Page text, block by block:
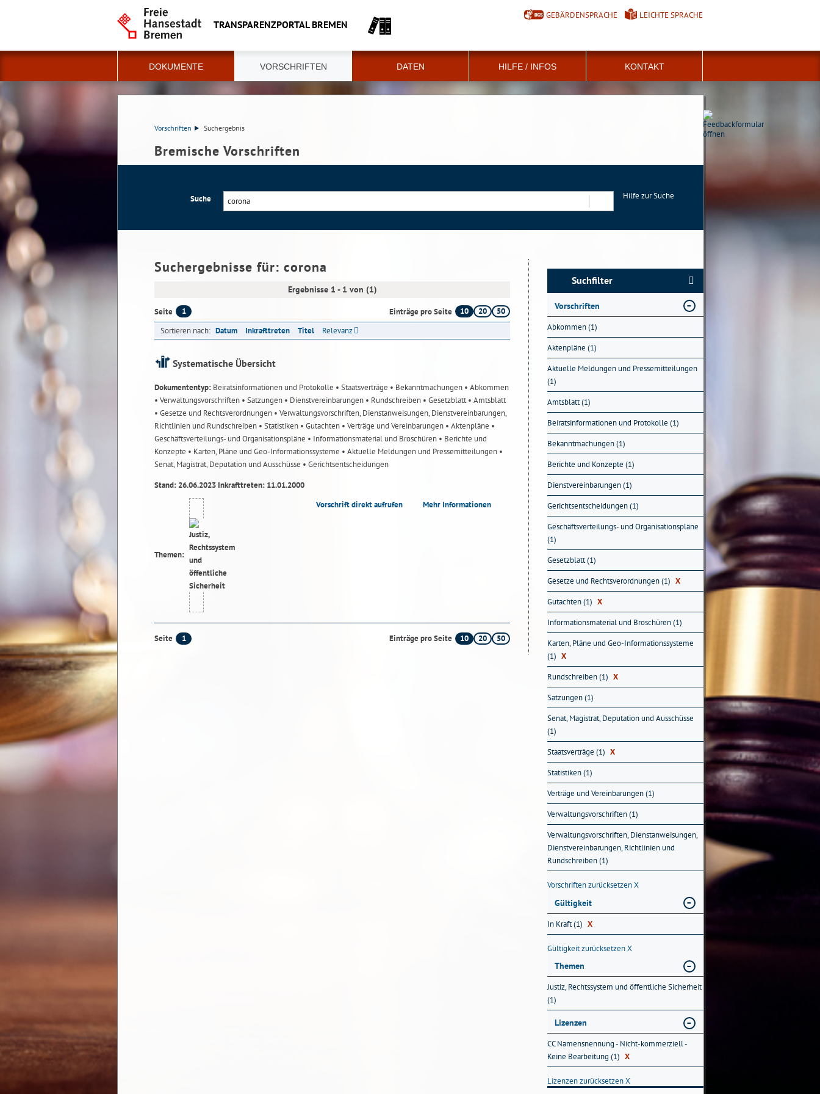
TRANSPARENZPORTAL BREMEN
GEBÄRDENSPRACHE LEICHTE SPRACHE
DOKUMENTE VORSCHRIFTEN DATEN HILFE / INFOS KONTAKT
Vorschriften Suchergebnis
Bremische Vorschriften
Suche
Hilfe zur Suche
Suchergebnisse für: corona
Ergebnisse 1 - 1 von (1)
Seite 1 Einträge pro Seite 10 20
50
Sortieren nach: Datum Inkrafttreten Titel Relevanz
Systematische Übersicht
Dokumententyp: Beiratsinformationen und Protokolle • Staatsverträge • Bekanntmachungen • Abkommen
• Verwaltungsvorschriften • Satzungen • Dienstvereinbarungen • Rundschreiben • Gesetzblatt• Amtsblatt
• Gesetze und Rechtsverordnungen • Verwaltungsvorschriften, Dienstanweisungen, Dienstvereinbarungen,
Richtlinien und Rundschreiben • Statistiken • Gutachten • Verträge und Vereinbarungen • Aktenpläne •
Geschäftsverteilungs- und Organisationspläne • Informationsmaterial und Broschüren • Berichte und
Konzepte • Karten, Pläne und Geo-Informationssysteme • Aktuelle Meldungen und Pressemitteilungen •
Senat, Magistrat, Deputation und Ausschüsse • Gerichtsentscheidungen
Stand: 26.06.2023 Inkrafttreten: 11.01.2000
Themen:
Vorschrift direkt aufrufen Mehr Informationen
Seite 1 Einträge pro Seite 10 20 50
Suchfilter
Vorschriften
Abkommen (1)
Aktenpläne (1)
Aktuelle Meldungen und Pressemitteilungen
(1)
Amtsblatt (1)
Beiratsinformationen und Protokolle (1)
Bekanntmachungen (1)
Berichte und Konzepte (1)
Dienstvereinbarungen (1)
Gerichtsentscheidungen (1)
Geschäftsverteilungs- und Organisationspläne
(1)
Gesetzblatt (1)
Gesetze und Rechtsverordnungen (1) X
Gutachten (1) X
Informationsmaterial und Broschüren (1)
Karten, Pläne und Geo-Informationssysteme
(1) X
Rundschreiben (1) X
Satzungen (1)
Senat, Magistrat, Deputation und Ausschüsse
(1)
Staatsverträge (1) X
Statistiken (1)
Verträge und Vereinbarungen (1)
Verwaltungsvorschriften (1)
Verwaltungsvorschriften, Dienstanweisungen,
Dienstvereinbarungen, Richtlinien und
Rundschreiben (1)
Vorschriften zurücksetzenX
Gültigkeit
In Kraft (1) X
Gültigkeit zurücksetzenX
Themen
Justiz, Rechtssystem und öffentliche Sicherheit
(1)
Lizenzen
CC Namensnennung - Nicht-kommerziell -
Keine Bearbeitung (1) X
Lizenzen zurücksetzenX